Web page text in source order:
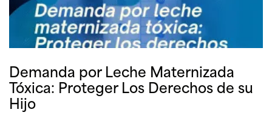
Demanda por Leche Maternizada
Tóxica: Proteger Los Derechos de su
Hijo